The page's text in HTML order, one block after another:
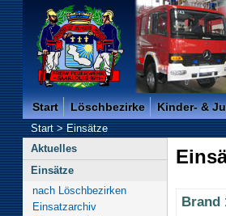
Freiwillige Feuerwehr der
Start Löschbezirke Kinder- &
Start>Einsätze
Aktuelles
Einsätze
nach Löschbezirken
Einsatzarchiv
Brand